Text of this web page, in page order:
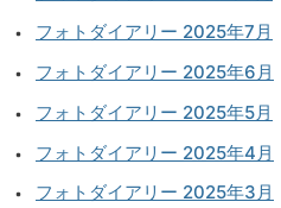
フォトダイアリー 2025年7月
フォトダイアリー 2025年6月
フォトダイアリー 2025年5月
フォトダイアリー 2025年4月
フォトダイアリー 2025年3月